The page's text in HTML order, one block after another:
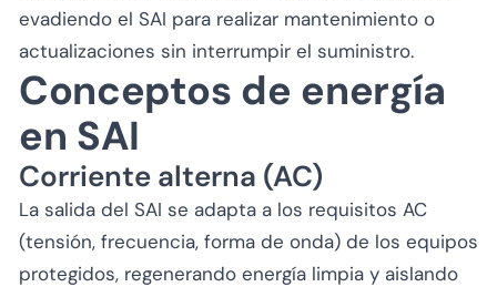
evadiendo el SAI para realizar mantenimiento o
actualizaciones sin interrumpir el suministro.
Conceptos de energía
en SAI
Corriente alterna (AC)
La salida del SAI se adapta a los requisitos AC
(tensión, frecuencia, forma de onda) de los equipos
protegidos, regenerando energía limpia y aislando